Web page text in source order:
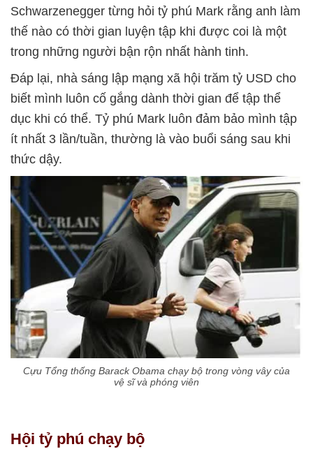
Schwarzenegger từng hỏi tỷ phú Mark rằng anh làm
thế nào có thời gian luyện tập khi được coi là một
trong những người bận rộn nhất hành tinh.
Đáp lại, nhà sáng lập mạng xã hội trăm tỷ USD cho
biết mình luôn cố gắng dành thời gian để tập thể
dục khi có thể. Tỷ phú Mark luôn đảm bảo mình tập
ít nhất 3 lần/tuần, thường là vào buổi sáng sau khi
thức dậy.
Cựu Tổng thống Barack Obama chạy bộ trong vòng vây của
vệ sĩ và phóng viên
Hội tỷ phú chạy bộ